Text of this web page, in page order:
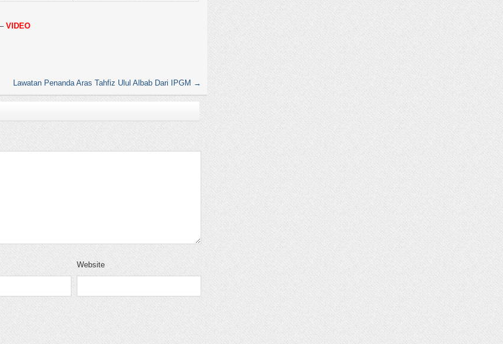
VIDEO
Lawatan Penanda Aras Tahfiz Ulul Albab Dari IPGM →
Website